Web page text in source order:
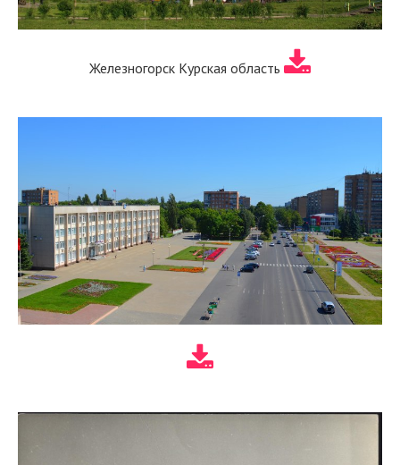
Железногорск Курская область